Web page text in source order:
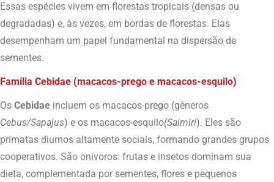
Essas espécies vivem em florestas tropicais (densas ou
degradadas) e, às vezes, em bordas de florestas. Elas
desempenham um papel fundamental na dispersão de
sementes.
Família Cebidae (macacos-prego e macacos-esquilo)
Os Cebidae incluem os macacos-prego (gêneros
Cebus/Sapajus) e os macacos-esquilo(Saimiri). Eles são
primatas diurnos altamente sociais, formando grandes grupos
cooperativos. São onívoros: frutas e insetos dominam sua
dieta, complementada por sementes, flores e pequenos